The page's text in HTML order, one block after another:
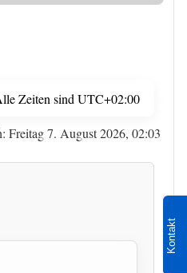
Kontakt
Zeiten sind UTC+02:00
Freitag 7. August 2026, 02:03